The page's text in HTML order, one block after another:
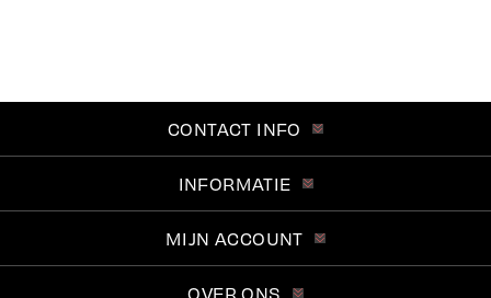
CONTACT INFO
INFORMATIE
MIJN ACCOUNT
OVER ONS